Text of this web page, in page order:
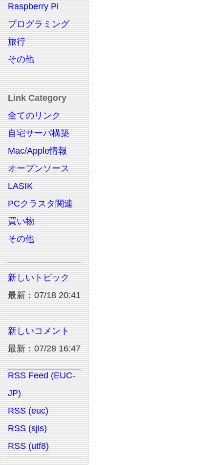
Raspberry Pi
プログラミング
旅行
その他
Link Category
全てのリンク
自宅サーバ構築
Mac/Apple情報
オープンソース
LASIK
PCクラスタ関連
買い物
その他
新しいトピック
最新：07/18 20:41
新しいコメント
最新：07/28 16:47
RSS Feed (EUC-
JP)
RSS (euc)
RSS (sjis)
RSS (utf8)